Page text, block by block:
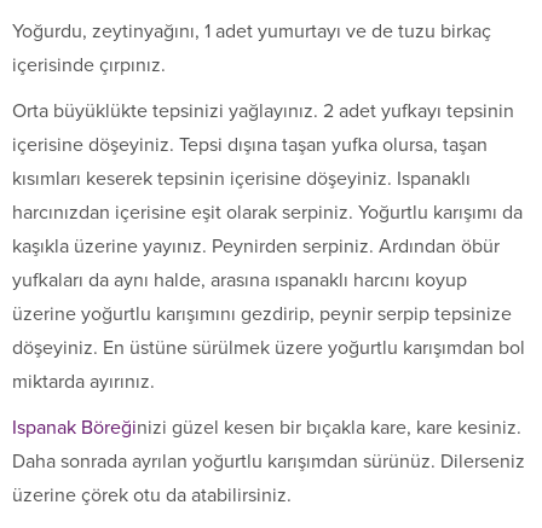
Yoğurdu, zeytinyağını, 1 adet yumurtayı ve de tuzu birkaç
içerisinde çırpınız.
Orta büyüklükte tepsinizi yağlayınız. 2 adet yufkayı tepsinin
içerisine döşeyiniz. Tepsi dışına taşan yufka olursa, taşan
kısımları keserek tepsinin içerisine döşeyiniz. Ispanaklı
harcınızdan içerisine eşit olarak serpiniz. Yoğurtlu karışımı da
kaşıkla üzerine yayınız. Peynirden serpiniz. Ardından öbür
yufkaları da aynı halde, arasına ıspanaklı harcını koyup
üzerine yoğurtlu karışımını gezdirip, peynir serpip tepsinize
döşeyiniz. En üstüne sürülmek üzere yoğurtlu karışımdan bol
miktarda ayırınız.
Ispanak Böreğinizi güzel kesen bir bıçakla kare, kare kesiniz.
Daha sonrada ayrılan yoğurtlu karışımdan sürünüz. Dilerseniz
üzerine çörek otu da atabilirsiniz.